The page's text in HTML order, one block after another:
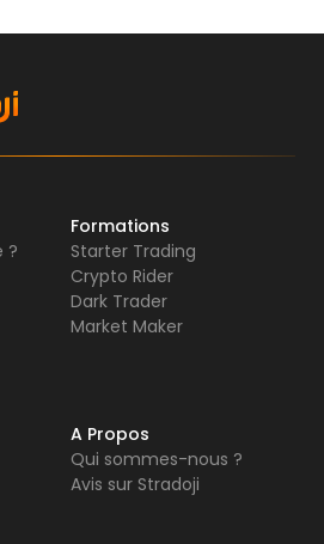
?
Formations
Starter Trading
Crypto Rider
Dark Trader
Market Maker
A Propos
Qui sommes-nous ?
Avis sur Stradoji